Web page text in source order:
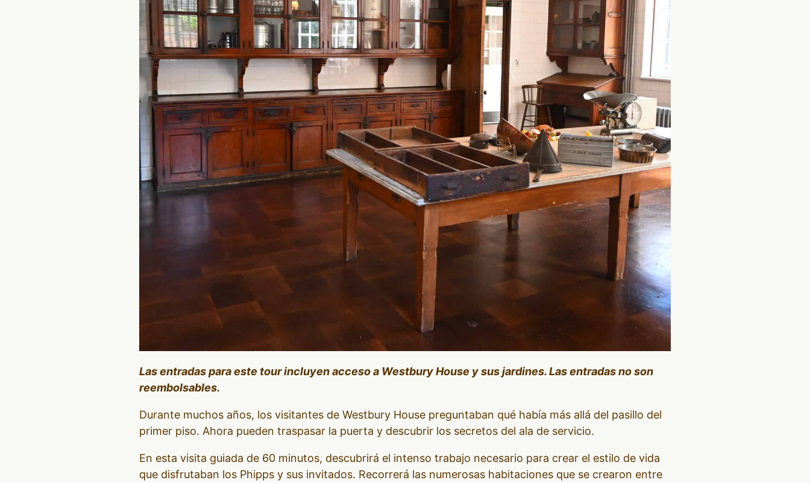
Las entradas para este tour incluyen acceso a Westbury House y sus jardines. Las entradas no son
reembolsables.
Durante muchos años, los visitantes de Westbury House preguntaban qué había más allá del pasillo del
primer piso. Ahora pueden traspasar la puerta y descubrir los secretos del ala de servicio.
En esta visita guiada de 60 minutos, descubrirá el intenso trabajo necesario para crear el estilo de vida
que disfrutaban los Phipps y sus invitados. Recorrerá las numerosas habitaciones que se crearon entre